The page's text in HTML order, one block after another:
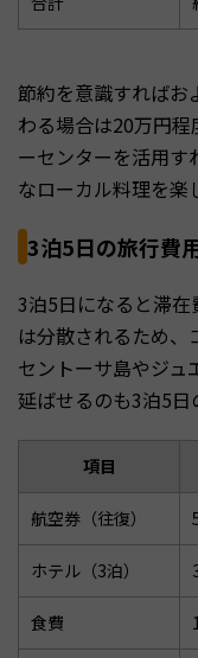
節約を意識すればお
わる場合は20万円程
ーセンターを活用
なローカル料理を楽
3泊5日の旅行費
3泊5日になると滞
は分散されるため、
セントーサ島やジュ
延ばせるのも3泊5日
項目
航空券（往復）
ホテル（3泊）
食費